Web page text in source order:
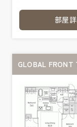
部屋
GLOBAL FRONT